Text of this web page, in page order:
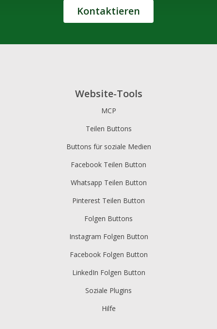
Kontaktieren
Website-Tools
MCP
Teilen Buttons
Buttons für soziale Medien
Facebook Teilen Button
Whatsapp Teilen Button
Pinterest Teilen Button
Folgen Buttons
Instagram Folgen Button
Facebook Folgen Button
LinkedIn Folgen Button
Soziale Plugins
Hilfe